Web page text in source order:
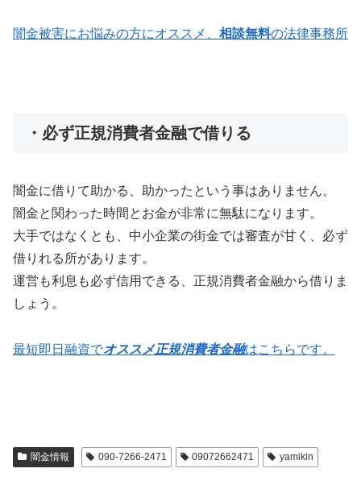
闇金被害にお悩みの方にオススメ、 相談無料の法律事務所
・必ず正規消費者金融で借りる
闇金に借りて助かる、助かったという事はありません。
闇金と関わった時間とお金が非常に無駄になります。
大手ではなくとも、中小企業の街金では審査が甘く、必ず
借りれる所があります。
運営も利息も必ず信用できる、正規消費者金融から借りま
しょう。
最短即日融資でオススメ正規消費者金融はこちらです。
闇金情報 090-7266-2471 09072662471 yamikin